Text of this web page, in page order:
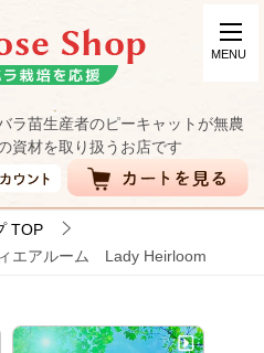
ラ苗生産者のピーキャットが無農
資材を取り扱うお店です
TOP
エアルーム Lady Heirloom